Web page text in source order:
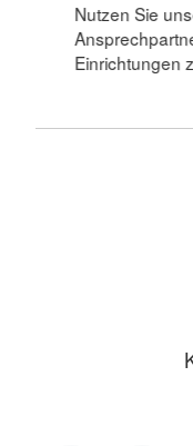
Nutzen Sie
Einrichtungen